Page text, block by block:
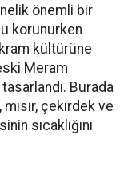
önemli bir
korunurken
kültürüne
Meram
Burada
çekirdek ve
sıcaklığını